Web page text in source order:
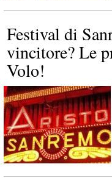
Festival di
vincitore? Le
Volo!